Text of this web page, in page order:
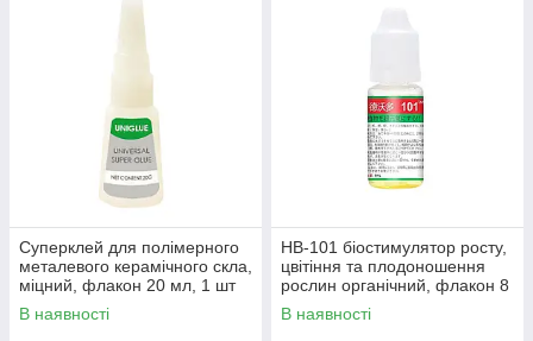
Cуперклей для полімерного
металевого керамічного скла,
міцний, флакон 20 мл, 1 шт
В наявності
HB-101 біостимулятор росту,
цвітіння та плодоношення
рослин органічний, флакон 8
мл, 1 шт
В наявності